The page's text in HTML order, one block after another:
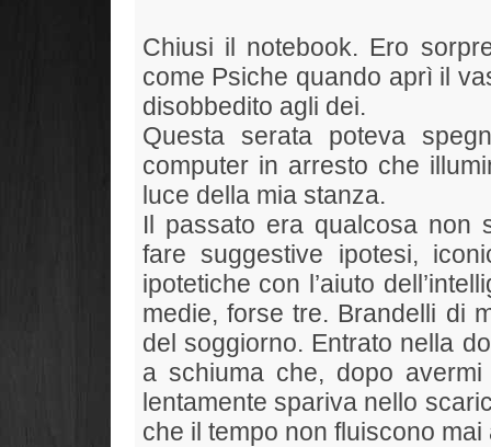
Chiusi il notebook. Ero
come Psiche quando aprì il
disobbedito agli dei.
Questa serata poteva
computer in arresto che
luce della mia stanza.
Il passato era qualcosa non
fare suggestive ipotesi,
ipotetiche con l’aiuto
medie, forse tre. Brandelli di
del soggiorno. Entrato nella
a schiuma che, dopo
lentamente spariva nello
che il tempo non fluiscono mai